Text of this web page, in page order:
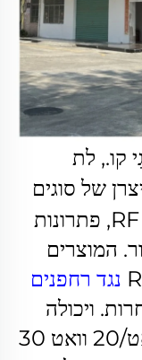
קו., לת
של סוגים
רבים של מעצימי אותות, מגבר RF, פתרונות
המוצרים
נגד רחפנים
ויכולה
לספק הספק חשמלי של 10 וואט/20 וואט 30